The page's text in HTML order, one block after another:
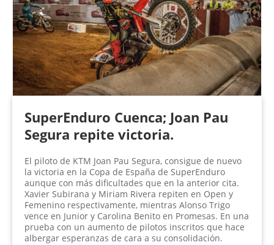
SuperEnduro Cuenca; Joan Pau
Segura repite victoria.
El piloto de KTM Joan Pau Segura, consigue de nuevo
la victoria en la Copa de España de SuperEnduro
aunque con más dificultades que en la anterior cita.
Xavier Subirana y Miriam Rivera repiten en Open y
Femenino respectivamente, mientras Alonso Trigo
vence en Junior y Carolina Benito en Promesas. En una
prueba con un aumento de pilotos inscritos que hace
albergar esperanzas de cara a su consolidación.